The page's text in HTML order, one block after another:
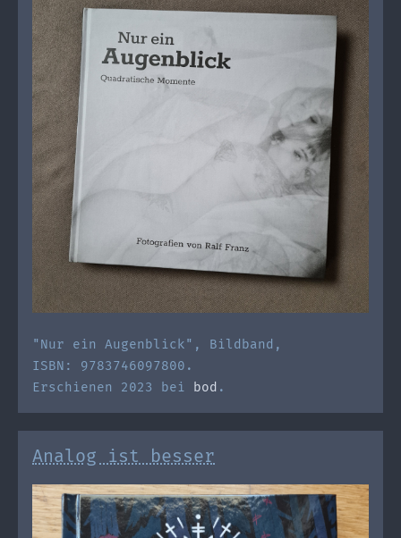
"Nur ein Augenblick", Bildband,
ISBN: 9783746097800.
Erschienen 2023 bei
bod .
Analog ist besser